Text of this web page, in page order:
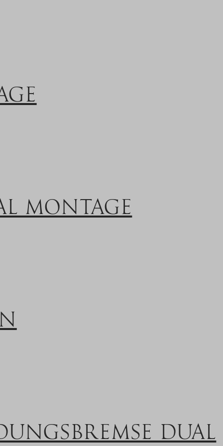
MONTAGE
DUAL